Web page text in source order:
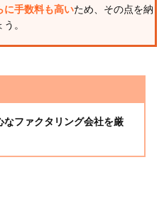
に手数料も高いため、その点を納
。
なファクタリング会社を厳